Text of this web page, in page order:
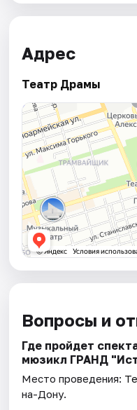
Адрес
Театр Драмы
Вопросы и
Где пройдет
мюзикл ГРАНД
Место проведения:
на-Дону.